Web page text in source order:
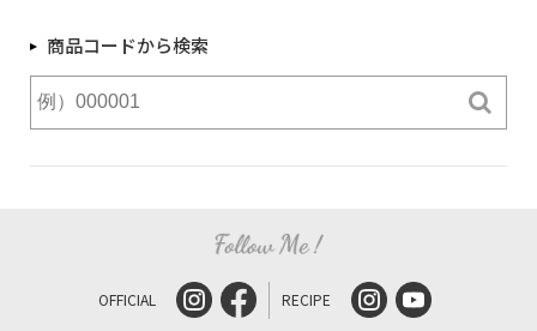
商品コードから検索
OFFICIAL RECIPE